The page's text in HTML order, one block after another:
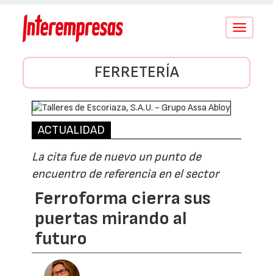
Conmutar
FERRETERÍA
ACTUALIDAD
La cita fue de nuevo un punto de
encuentro de referencia en el sector
Ferroforma cierra sus
puertas mirando al
futuro